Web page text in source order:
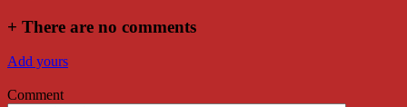
+ There are no comments
Add yours
Comment